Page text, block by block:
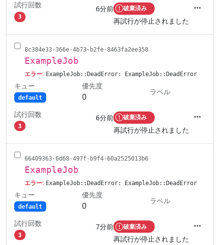
試行回数
3
6分前 破棄済み
再試行が停止されました
アクシ
8c384e33-366e-4b73-b2fe-8463fa2ee358
ExampleJob
エラー: ExampleJob::DeadError: ExampleJob::DeadError
キュー
default
優先度
0 ラベル
試行回数
3
6分前 破棄済み
再試行が停止されました
66409363-6d68-497f-b9f4-60a2525013b6
ExampleJob
エラー: ExampleJob::DeadError: ExampleJob::DeadError
キュー
default
優先度
0 ラベル
試行回数
3
7分前 破棄済み
再試行が停止されました